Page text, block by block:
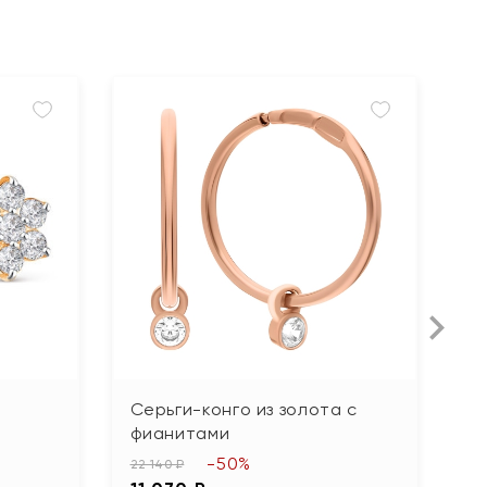
Серьги-конго из золота с
фианитами
22 140 ₽ -50%